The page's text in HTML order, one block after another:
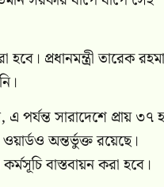
প্রধানমন্ত্রী তারেক
পর্যন্ত সারাদেশে প্রায় ৩৭
অন্তর্ভুক্ত রয়েছে।
বাস্তবায়ন করা হবে।